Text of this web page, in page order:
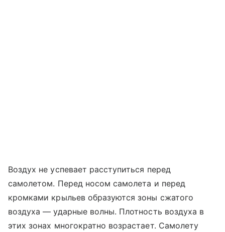
Воздух не успевает расступиться перед
самолетом. Перед носом самолета и перед
кромками крыльев образуются зоны сжатого
воздуха — ударные волны. Плотность воздуха в
этих зонах многократно возрастает. Самолету